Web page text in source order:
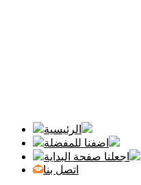
الرئيسية
اضفنا للمفضلة
اجعلنا صفحة البداية
اتصل بنا